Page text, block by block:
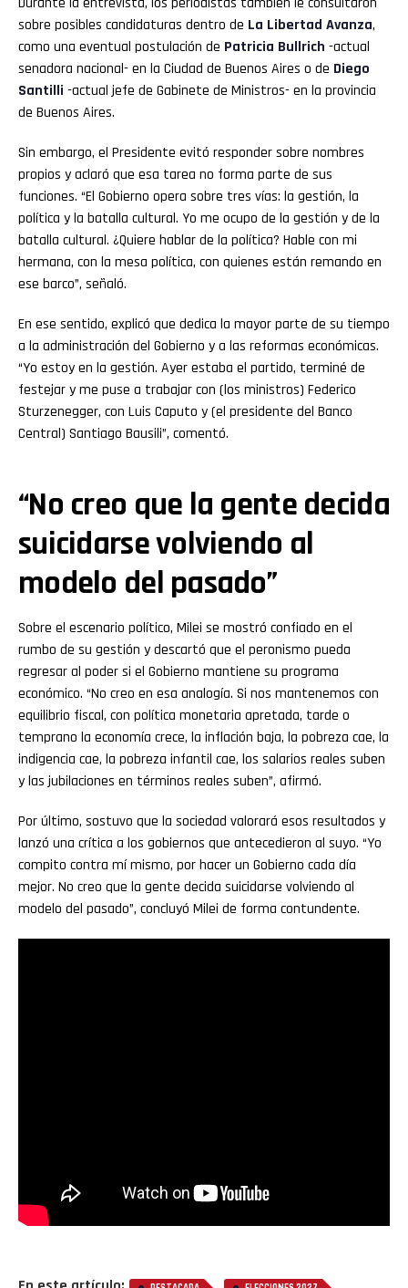
sobre posibles candidaturas dentro de La Libertad Avanza,
como una eventual postulación de Patricia Bullrich -actual
senadora nacional- en la Ciudad de Buenos Aires o de Diego
Santilli -actual jefe de Gabinete de Ministros- en la provincia
de Buenos Aires.
Sin embargo, el Presidente evitó responder sobre nombres
propios y aclaró que esa tarea no forma parte de sus
funciones. “El Gobierno opera sobre tres vías: la gestión, la
política y la batalla cultural. Yo me ocupo de la gestión y de la
batalla cultural. ¿Quiere hablar de la política? Hable con mi
hermana, con la mesa política, con quienes están remando en
ese barco”, señaló.
En ese sentido, explicó que dedica la mayor parte de su tiempo
a la administración del Gobierno y a las reformas económicas.
“Yo estoy en la gestión. Ayer estaba el partido, terminé de
festejar y me puse a trabajar con (los ministros) Federico
Sturzenegger, con Luis Caputo y (el presidente del Banco
Central) Santiago Bausili”, comentó.
“No creo que la gente decida
suicidarse volviendo al
modelo del pasado”
Sobre el escenario político, Milei se mostró confiado en el
rumbo de su gestión y descartó que el peronismo pueda
regresar al poder si el Gobierno mantiene su programa
económico. “No creo en esa analogía. Si nos mantenemos con
equilibrio fiscal, con política monetaria apretada, tarde o
temprano la economía crece, la inflación baja, la pobreza cae, la
indigencia cae, la pobreza infantil cae, los salarios reales suben
y las jubilaciones en términos reales suben”, afirmó.
Por último, sostuvo que la sociedad valorará esos resultados y
lanzó una crítica a los gobiernos que antecedieron al suyo. “Yo
compito contra mí mismo, por hacer un Gobierno cada día
mejor. No creo que la gente decida suicidarse volviendo al
modelo del pasado”, concluyó Milei de forma contundente.